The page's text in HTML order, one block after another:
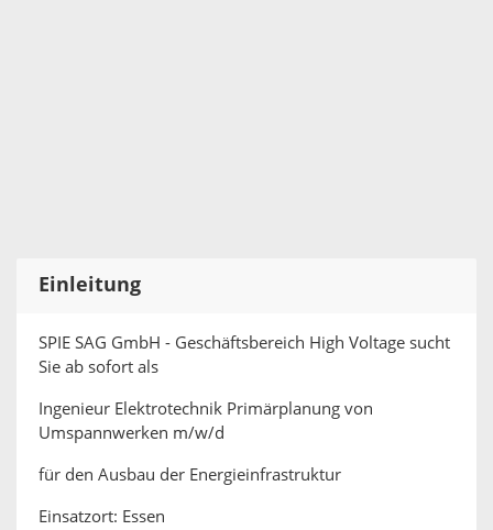
Einleitung
SPIE SAG GmbH - Geschäftsbereich High Voltage sucht
Sie ab sofort als
Ingenieur Elektrotechnik Primärplanung von
Umspannwerken m/w/d
für den Ausbau der Energieinfrastruktur
Einsatzort: Essen